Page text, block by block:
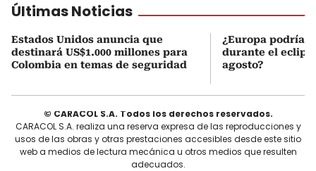
Últimas Noticias
Estados Unidos anuncia que
destinará US$1.000 millones para
Colombia en temas de seguridad
¿Europa podría
durante el
agosto?
© CARACOL S.A. Todos los derechos reservados.
CARACOL S.A. realiza una reserva expresa de las reproducciones y
usos de las obras y otras prestaciones accesibles desde este sitio
web a medios de lectura mecánica u otros medios que resulten
adecuados.